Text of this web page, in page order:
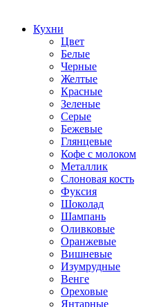
Кухни
Цвет
Белые
Черные
Желтые
Красные
Зеленые
Серые
Бежевые
Глянцевые
Кофе с молоком
Металлик
Слоновая кость
Фуксия
Шоколад
Шампань
Оливковые
Оранжевые
Вишневые
Изумрудные
Венге
Ореховые
Янтарные